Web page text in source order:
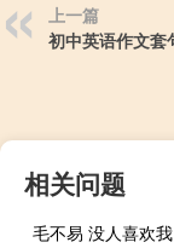
上一篇
初中英语作文套
相关问题